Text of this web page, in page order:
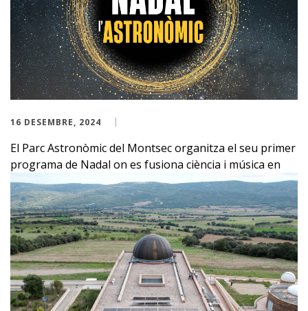
16 DESEMBRE, 2024
El Parc Astronòmic del Montsec organitza el seu primer
programa de Nadal on es fusiona ciència i música en